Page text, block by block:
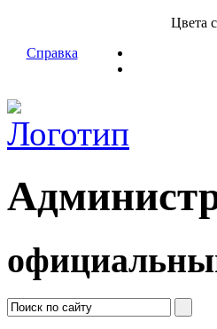
Справка
Цвета